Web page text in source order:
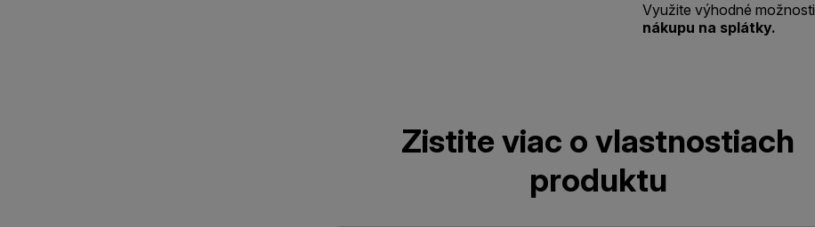
Využite výhodné možnosti
nákupu na splátky.
Zistite viac o vlastnostiach
produktu